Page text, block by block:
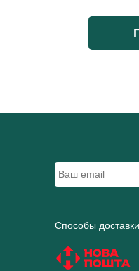
Способы доставки